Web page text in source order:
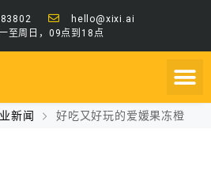
hello@xixi.ai
至周日，09点到18点
新闻 好吃又好玩的爱媛果冻橙